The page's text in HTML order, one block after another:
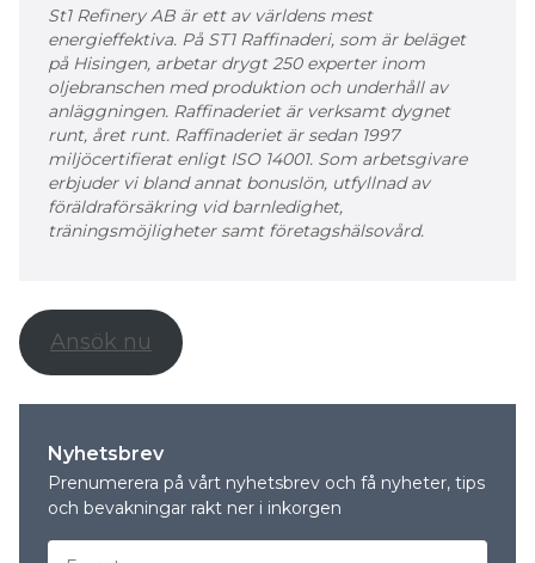
St1 Refinery AB är ett av världens mest
energieffektiva. På ST1 Raffinaderi, som är beläget
på Hisingen, arbetar drygt 250 experter inom
oljebranschen med produktion och underhåll av
anläggningen. Raffinaderiet är verksamt dygnet
runt, året runt. Raffinaderiet är sedan 1997
miljöcertifierat enligt ISO 14001. Som arbetsgivare
erbjuder vi bland annat bonuslön, utfyllnad av
föräldraförsäkring vid barnledighet,
träningsmöjligheter samt företagshälsovård.
Ansök nu
Nyhetsbrev
Prenumerera på vårt nyhetsbrev och få nyheter, tips
och bevakningar rakt ner i inkorgen